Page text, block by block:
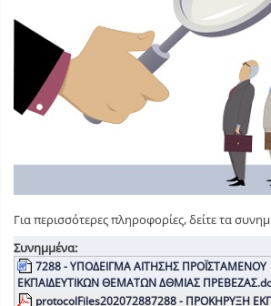
Για περισσότερες πληροφορίες, δείτε τα
Συνημμένα:
7288 - ΥΠΟΔΕΙΓΜΑ ΑΙΤΗΣΗΣ ΠΡΟΪΣΤΑΜΕΝΟΥ
ΕΚΠΑΙΔΕΥΤΙΚΩΝ ΘΕΜΑΤΩΝ ΔΘΜΙΑΣ
protocolFiles202072887288 - ΠΡΟΚΗΡΥΞΗ